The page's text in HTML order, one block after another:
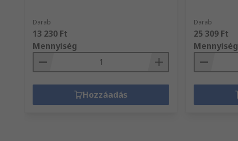
Darab
13 230 Ft
Mennyiség
Hozzáadás
Darab
25 309 Ft
Mennyiség